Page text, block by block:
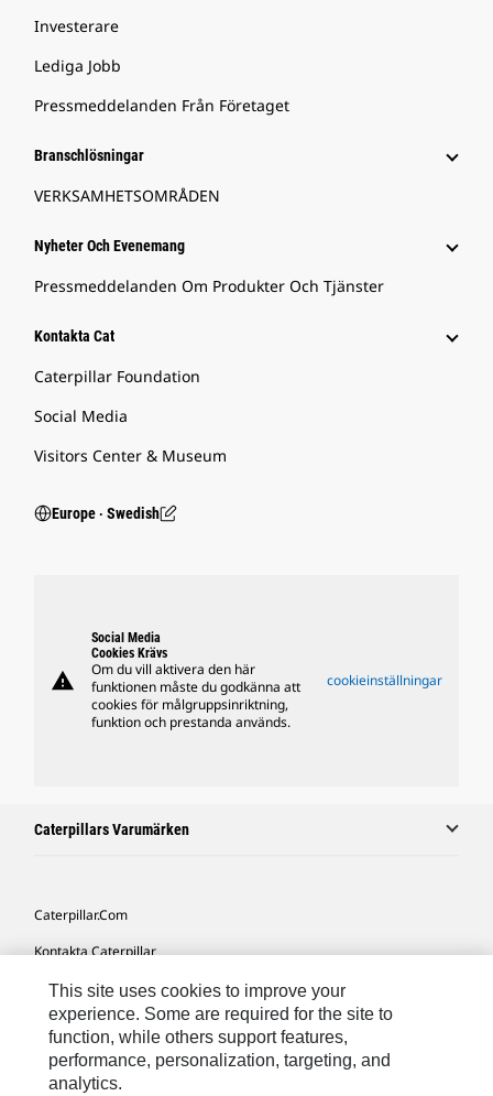
Investerare
Lediga Jobb
Pressmeddelanden Från Företaget
Branschlösningar
VERKSAMHETSOMRÅDEN
Nyheter Och Evenemang
Pressmeddelanden Om Produkter Och Tjänster
Kontakta Cat
Caterpillar Foundation
Social Media
Visitors Center & Museum
Europe ‧ Swedish
warning
Social Media
Cookies Krävs
Om du vill aktivera den här
funktionen måste du godkänna att
cookies för målgruppsinriktning,
funktion och prestanda används.
cookieinställningar
Caterpillars Varumärken
Caterpillar.com
Kontakta Caterpillar
Mina Marknadsföringspreferenser
Platskarta
Cookie Settings
This site uses cookies to improve your
experience. Some are required for the site to
function, while others support features,
performance, personalization, targeting, and
analytics.